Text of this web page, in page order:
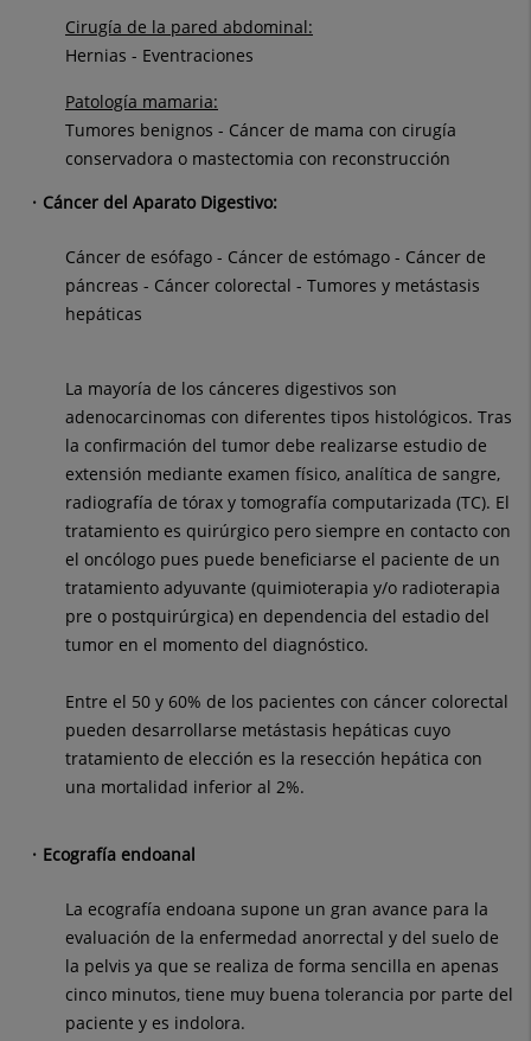
Cirugía de la pared abdominal:
Hernias - Eventraciones
Patología mamaria:
Tumores benignos - Cáncer de mama con cirugía
conservadora o mastectomia con reconstrucción
Cáncer del Aparato Digestivo:
Cáncer de esófago - Cáncer de estómago - Cáncer de
páncreas - Cáncer colorectal - Tumores y metástasis
hepáticas
La mayoría de los cánceres digestivos son
adenocarcinomas con diferentes tipos histológicos. Tras
la confirmación del tumor debe realizarse estudio de
extensión mediante examen físico, analítica de sangre,
radiografía de tórax y tomografía computarizada (TC). El
tratamiento es quirúrgico pero siempre en contacto con
el oncólogo pues puede beneficiarse el paciente de un
tratamiento adyuvante (quimioterapia y/o radioterapia
pre o postquirúrgica) en dependencia del estadio del
tumor en el momento del diagnóstico.
Entre el 50 y 60% de los pacientes con cáncer colorectal
pueden desarrollarse metástasis hepáticas cuyo
tratamiento de elección es la resección hepática con
una mortalidad inferior al 2%.
Ecografía endoanal
La ecografía endoana supone un gran avance para la
evaluación de la enfermedad anorrectal y del suelo de
la pelvis ya que se realiza de forma sencilla en apenas
cinco minutos, tiene muy buena tolerancia por parte del
paciente y es indolora.